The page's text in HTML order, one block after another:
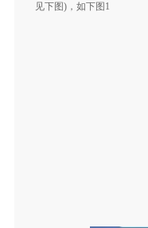
见下图)，如下图 1